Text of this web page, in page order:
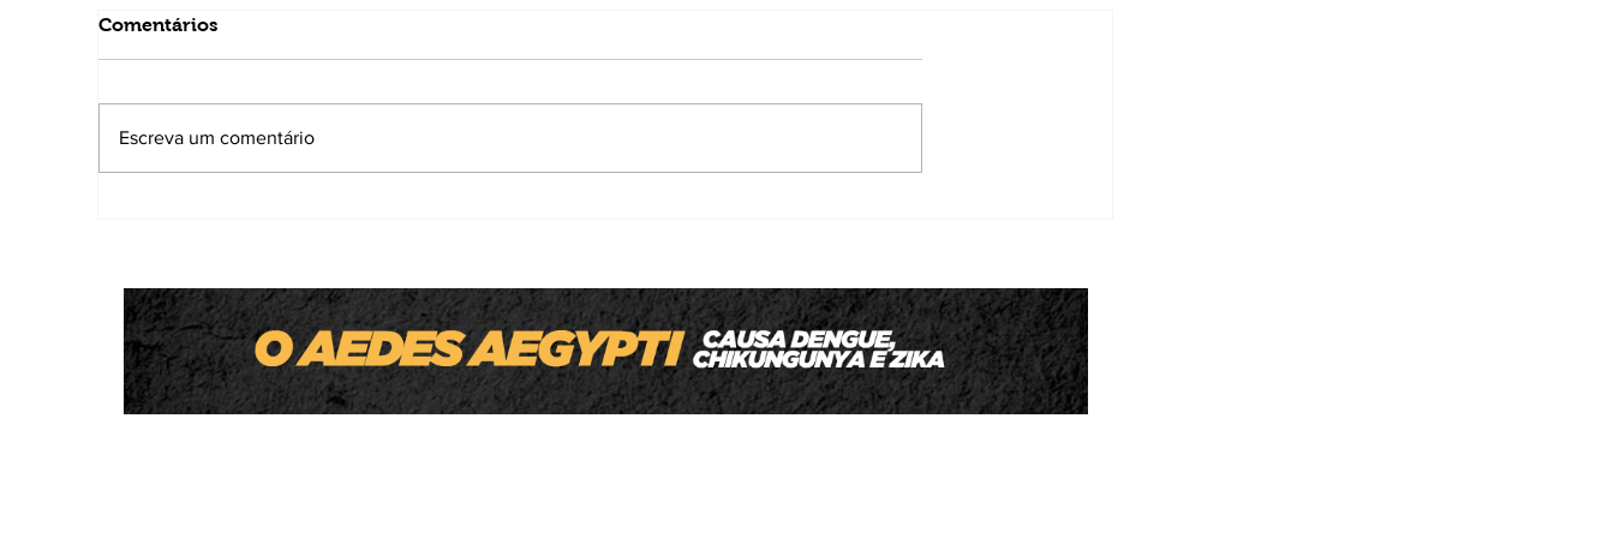
Homem é executado a tiros enquanto
levava o filho para a escola em MT
Homem que deu coronhadas na cabeça
da companheira é preso com três armas
de fogo e munições em MT
Comentários
Escreva um comentário